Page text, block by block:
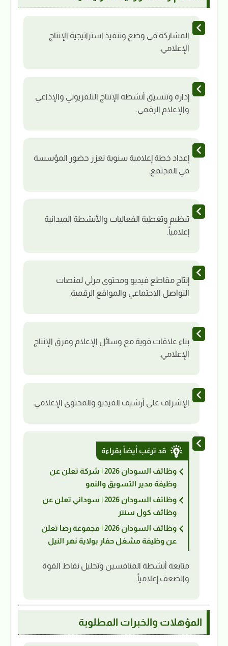
المشاركة في وضع وتنفيذ استراتيجية الإنتاج
الإعلامي.
إدارة وتنسيق أنشطة الإنتاج التلفزيوني والإذاعي
والإعلام الرقمي.
إعداد خطة إعلامية سنوية تعزز حضور المؤسسة
في المجتمع.
تنظيم وتغطية الفعاليات والأنشطة الميدانية
إعلامياً.
إنتاج مقاطع فيديو ومحتوى مرئي لمنصات
التواصل الاجتماعي والمواقع الرقمية.
بناء علاقات قوية مع وسائل الإعلام وفرق الإنتاج
الإعلامي.
الإشراف على أرشيف الفيديو والمحتوى الإعلامي.
قد ترغب أيضاً بقراءة
وظائف السودان 2026 | شركة تعلن عن
وظيفة مدير التسويق والنمو
وظائف السودان 2026 | سوداني تعلن عن
وظائف كول سنتر
وظائف السودان 2026 | مجموعة رضا تعلن
عن وظيفة مشغل حفار بولاية نهر النيل
متابعة أنشطة المنافسين وتحليل نقاط القوة
والضعف إعلامياً.
المؤهلات والخبرات المطلوبة